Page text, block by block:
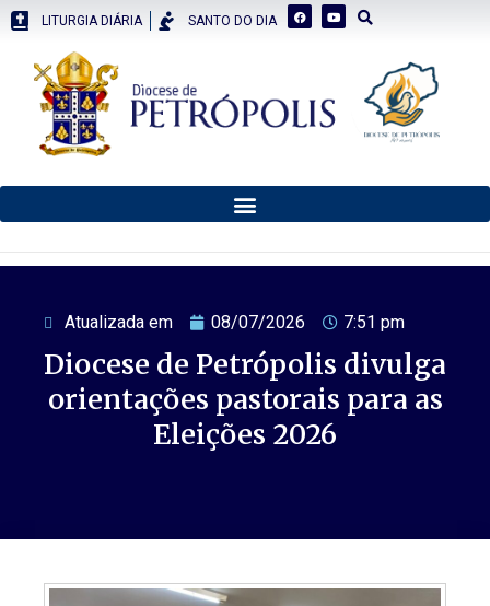
LITURGIA DIÁRIA SANTO DO DIA
Atualizada em 08/07/2026 7:51 pm
Diocese de Petrópolis divulga
orientações pastorais para as
Eleições 2026